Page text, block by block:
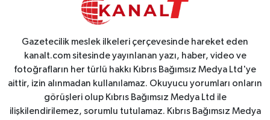
Gazetecilik meslek ilkeleri çerçevesinde hareket eden
kanalt.com sitesinde yayınlanan yazı, haber, video ve
fotoğrafların her türlü hakkı Kıbrıs Bağımsız Medya Ltd'ye
aittir, izin alınmadan kullanılamaz. Okuyucu yorumları onların
görüşleri olup Kıbrıs Bağımsız Medya Ltd ile
ilişkilendirilemez, sorumlu tutulamaz. Kıbrıs Bağımsız Medya